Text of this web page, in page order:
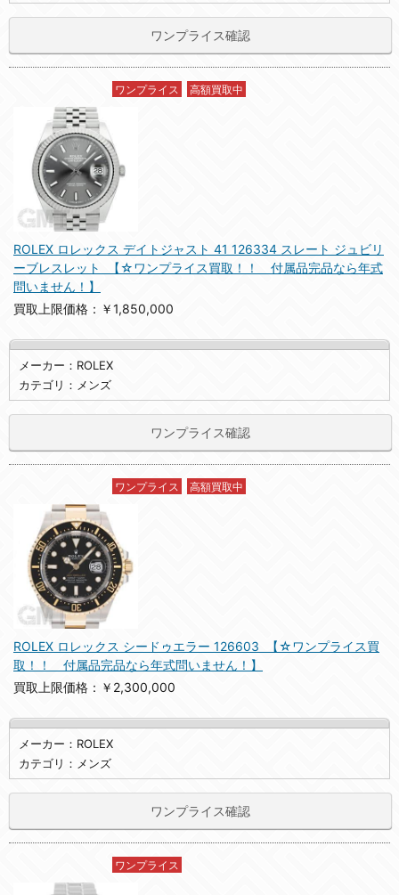
ワンプライス確認
ワンプライス 高額買取中
ROLEX ロレックス デイトジャスト 41 126334 スレート ジュビリ
ーブレスレット 【☆ワンプライス買取！！ 付属品完品なら年式
問いません！】
買取上限価格：￥1,850,000
メーカー：ROLEX
カテゴリ：メンズ
ワンプライス確認
ワンプライス 高額買取中
ROLEX ロレックス シードゥエラー 126603 【☆ワンプライス買
取！！ 付属品完品なら年式問いません！】
買取上限価格：￥2,300,000
メーカー：ROLEX
カテゴリ：メンズ
ワンプライス確認
ワンプライス